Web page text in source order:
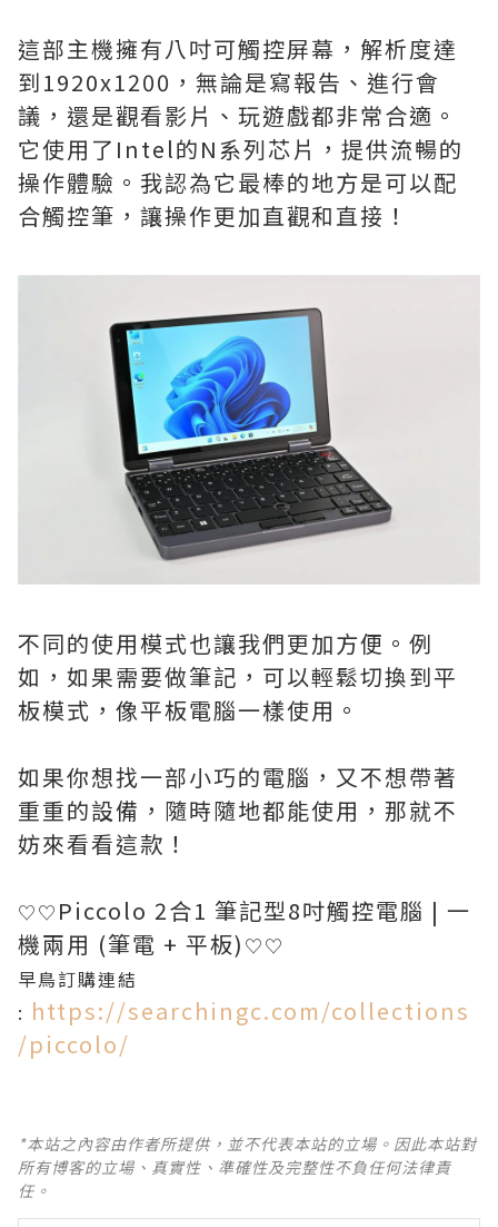
這部主機擁有八吋可觸控屏幕，解析度達
到1920x1200，無論是寫報告、進行會
議，還是觀看影片、玩遊戲都非常合適。
它使用了Intel的N系列芯片，提供流暢的
操作體驗。我認為它最棒的地方是可以配
合觸控筆，讓操作更加直觀和直接！
不同的使用模式也讓我們更加方便。例
如，如果需要做筆記，可以輕鬆切換到平
板模式，像平板電腦一樣使用。
如果你想找一部小巧的電腦，又不想帶著
重重的設備，隨時隨地都能使用，那就不
妨來看看這款！
♡‎♡ Piccolo 2合1 筆記型8吋觸控電腦 | 一
機兩用 (筆電 + 平板) ♡‎♡‎
早鳥訂購連結
: https://searchingc.com/collections
/piccolo/
*本站之內容由作者所提供，並不代表本站的立場。因此本站對
所有博客的立場、真實性、準確性及完整性不負任何法律責
任。